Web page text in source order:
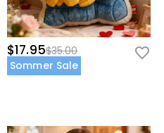
$17.95$35.00
Sommer Sale